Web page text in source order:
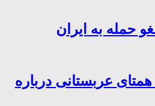
حمله به ایران
عربستانی درباره